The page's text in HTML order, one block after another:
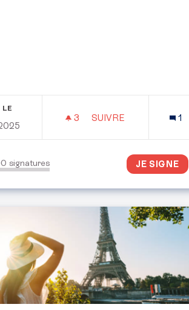
LE
3 3 ABONNÉS
SUIVRE
POUR UNE
1
signatures JE SIGNE